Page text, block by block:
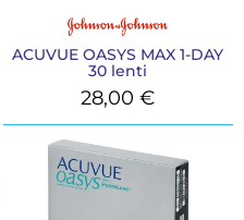
ACUVUE OASYS MAX 1-DAY
30 lenti
28,00€